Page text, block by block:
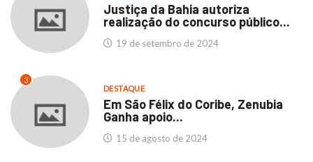
Justiça da Bahia autoriza
realização do concurso público...
19 de setembro de 2024
3
DESTAQUE
Em São Félix do Coribe, Zenubia
Ganha apoio...
15 de agosto de 2024